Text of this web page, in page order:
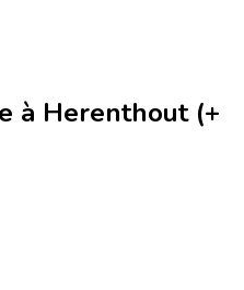
à Herenthout (+